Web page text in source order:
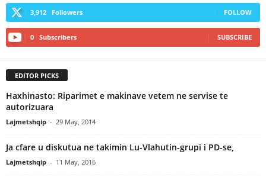
3,912 Followers FOLLOW
0 Subscribers SUBSCRIBE
EDITOR PICKS
Haxhinasto: Riparimet e makinave vetem ne servise te
autorizuara
Lajmetshqip - 29 May, 2014
Ja cfare u diskutua ne takimin Lu-Vlahutin-grupi i PD-se,
Lajmetshqip - 11 May, 2016